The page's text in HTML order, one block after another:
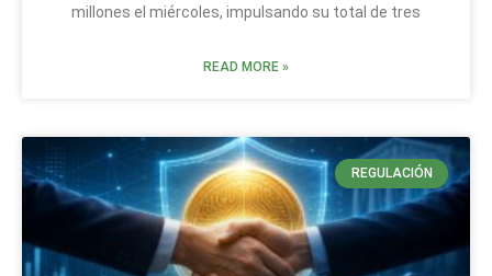
millones el miércoles, impulsando su total de tres
READ MORE »
REGULACIÓN